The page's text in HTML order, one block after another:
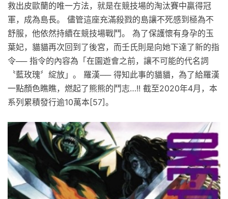
救出皮歐蘭的唯一方法，就是在競技場的淘汰賽中贏得冠
軍，成為島長。 儘管這座充滿殺戮的島讓不死感到極為不
舒服，他依然持續在競技場戰鬥。 為了保護懷有身孕的玉
葉妃，貓貓再次回到了後宮，而壬氏則是向她下達了新的指
令── 指令的內容為「在園遊會之前，讓不可能的代名詞
〝藍玫瑰〞綻放」。 羅漢── 得知此事的貓貓，為了給羅漢
一點顏色瞧瞧，燃起了熊熊的鬥志…!! 截至2020年4月，本
系列累積發行逾10萬本[57]。